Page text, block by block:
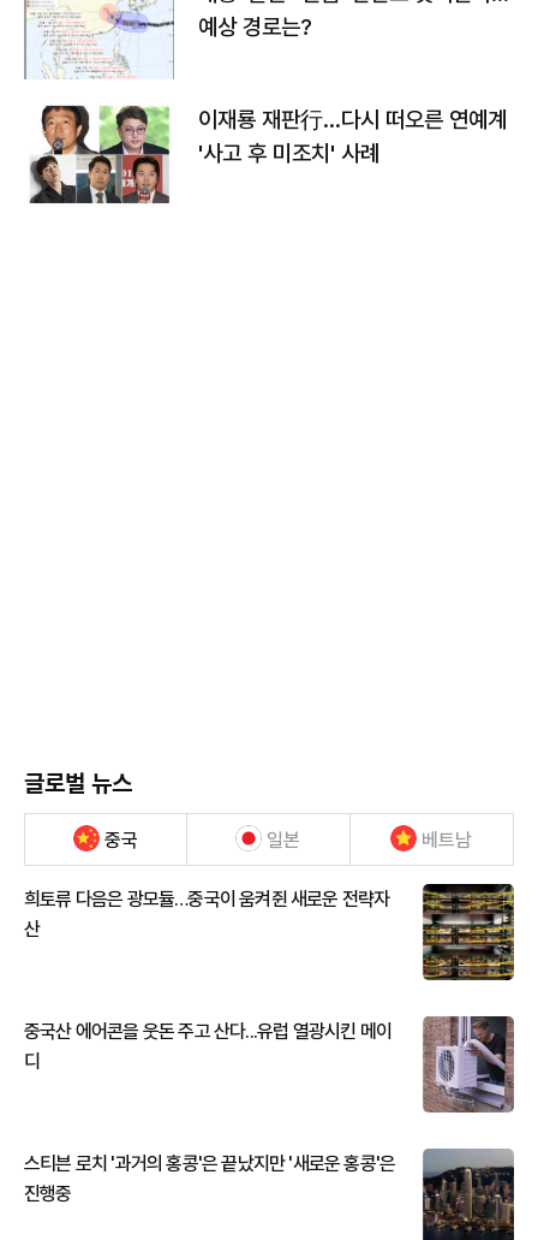
예상 경로는?
이재룡 재판行…다시 떠오른 연예계
'사고 후 미조치' 사례
글로벌 뉴스
중국 일본 베트남
희토류 다음은 광모듈…중국이 움켜쥔 새로운 전략자
산
중국산 에어콘을 웃돈 주고 산다...유럽 열광시킨 메이
디
스티븐 로치 '과거의 홍콩'은 끝났지만 '새로운 홍콩'은
진행중